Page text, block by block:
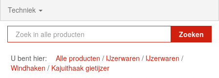
Techniek
Zoeken
U bent hier: Alle producten IJzerwaren
IJzerwaren
Windhaken
Kajuithaak gietijzer